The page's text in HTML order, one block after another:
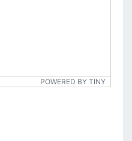
POWERED BY TINY